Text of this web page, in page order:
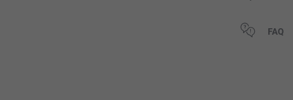
Alle priserFAQ